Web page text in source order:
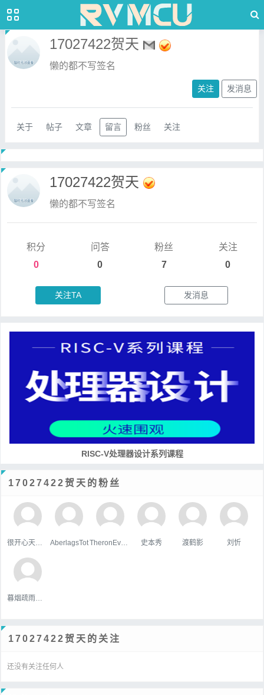
17027422贺天
懒的都不写签名
关注 发消息
关于 帖子 文章 留言 粉丝 关注
17027422贺天
懒的都不写签名
积分
0
问答
0
粉丝
7
关注
0
关注TA 发消息
RISC-V处理器设计系列课程
17027422贺天的粉丝
AberlagsTot 史本秀 渡鹤影 刘忻
17027422贺天的关注
还没有关注任何人